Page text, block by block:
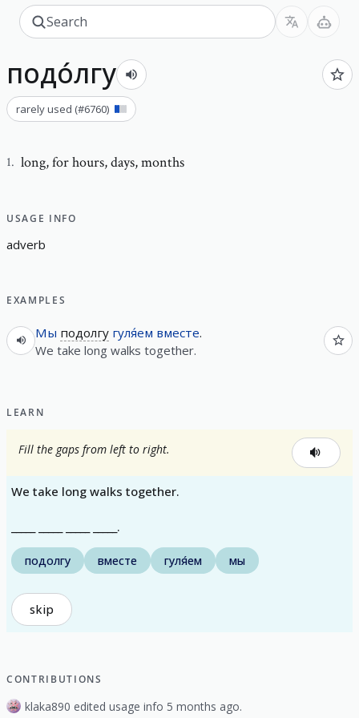
подо́лгу
rarely used (#6760)
1. long,for hours, days, months
USAGE INFO
adverb
EXAMPLES
Мы подолгу гуля́ем вместе.
We take long walks together.
LEARN
Fill the gaps from left to right.
We take long walks together.
_____ _____ _____ _____.
подолгу вместе гуля́ем мы
skip
CONTRIBUTIONS
klaka890 edited usage info 5 months ago.